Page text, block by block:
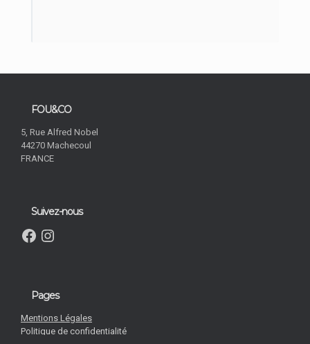
FOU&CO
5, Rue Alfred Nobel
44270 Machecoul
FRANCE
Suivez-nous
FacebookInstagram
Pages
Mentions Légales
Politique de confidentialité